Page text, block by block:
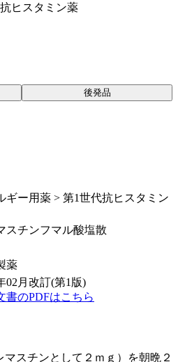
ヒスタミン薬
後発品
ギー用薬 > 第1世代抗ヒスタミン
スチンフマル酸塩散
薬
02月改訂(第1版)
書のPDFはこちら
スチンとして２ｍｇ）を朝晩２